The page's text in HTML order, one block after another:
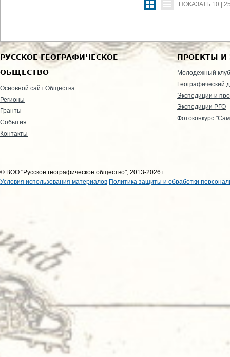
ПОКАЗАТЬ 10
РУССКОЕ ГЕОГРАФИЧЕСКОЕ
ОБЩЕСТВО
Основной сайт Общества
Регионы
Гранты
События
Контакты
ПРОЕКТЫ И
Молодежный клуб
Географический
Экспедиции и
Экспедиции РГО
Фотоконкурс
© ВОО "Русское географическое общество", 2013-2026 г.
Условия использования материалов Политика защиты и обработки